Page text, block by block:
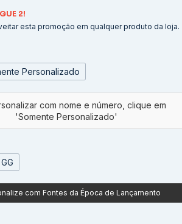
2!
esta promoção em qualquer produto da loja.
Personalizado
GG